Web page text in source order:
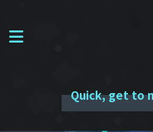
Quick, get to